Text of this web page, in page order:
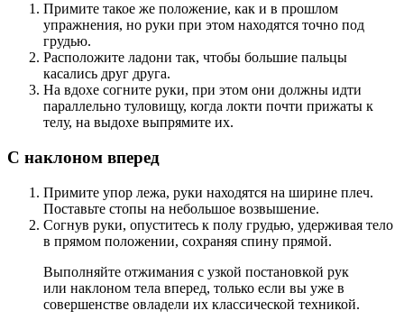
Примите такое же положение, как и в прошлом
упражнения, но руки при этом находятся точно под
грудью.
Расположите ладони так, чтобы большие пальцы
касались друг друга.
На вдохе согните руки, при этом они должны идти
параллельно туловищу, когда локти почти прижаты к
телу, на выдохе выпрямите их.
С наклоном вперед
Примите упор лежа, руки находятся на ширине плеч.
Поставьте стопы на небольшое возвышение.
Согнув руки, опуститесь к полу грудью, удерживая тело
в прямом положении, сохраняя спину прямой.
Выполняйте отжимания с узкой постановкой рук
или наклоном тела вперед, только если вы уже в
совершенстве овладели их классической техникой.